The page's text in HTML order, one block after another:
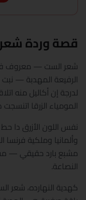
قصة وردة
شعر الست — معروف
الرفيعة المهدبة —
لدرجة إن أكاليل منه
المومياء الزرقا اتنسجت
نفس اللون الأزرق دا
وألمانيا وملكية
مشبع بارد حقيقي —
النصاعة.
كهدية النهارده، شعر